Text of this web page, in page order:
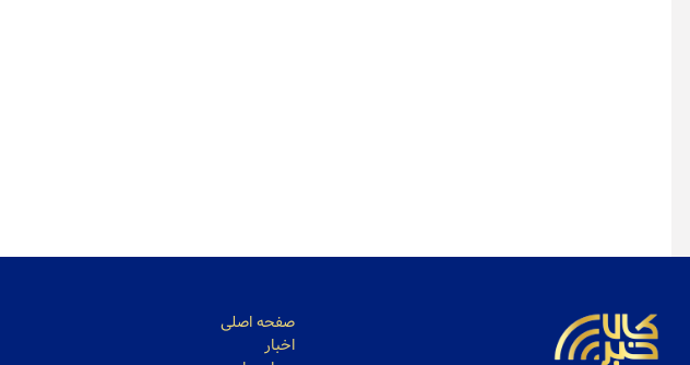
صفحه اصلی
اخبار